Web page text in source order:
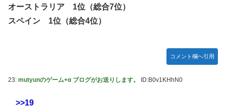
オーストラリア 1位（総合7位）
スペイン 1位（総合4位）
コメント欄へ引用
23: mutyunのゲーム+α ブログがお送りします。 ID:B0v1KHhN0
>>19